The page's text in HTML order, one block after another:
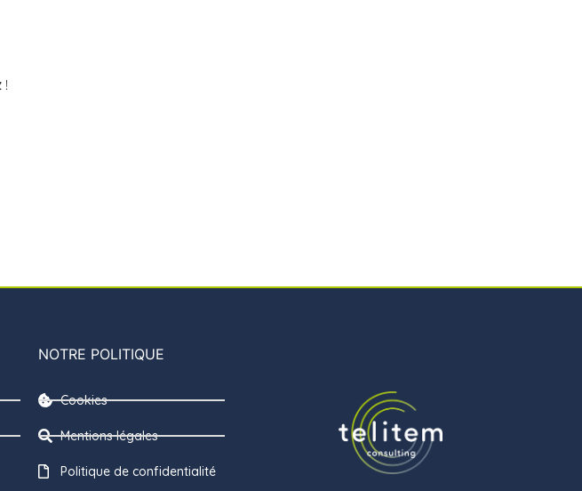
!
NOTRE POLITIQUE
Cookies
Mentions légales
Politique de confidentialité